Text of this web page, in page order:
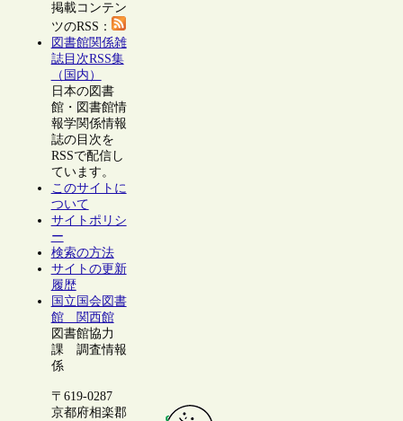
掲載コンテン
ツのRSS：
図書館関係雑
誌目次RSS集
（国内）
日本の図書
館・図書館情
報学関係情報
誌の目次を
RSSで配信し
ています。
このサイトに
ついて
サイトポリシ
ー
検索の方法
サイトの更新
履歴
国立国会図書
館 関西館
図書館協力
課 調査情報
係
〒619-0287
京都府相楽郡